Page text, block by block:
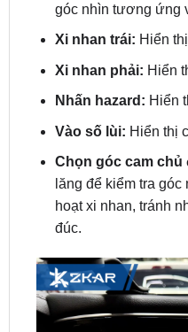
lăng để kiểm tra góc
hoạt xi nhan, tránh
đúc.